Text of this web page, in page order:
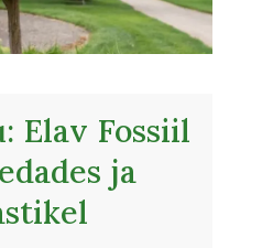
Elav Fossiil
ja